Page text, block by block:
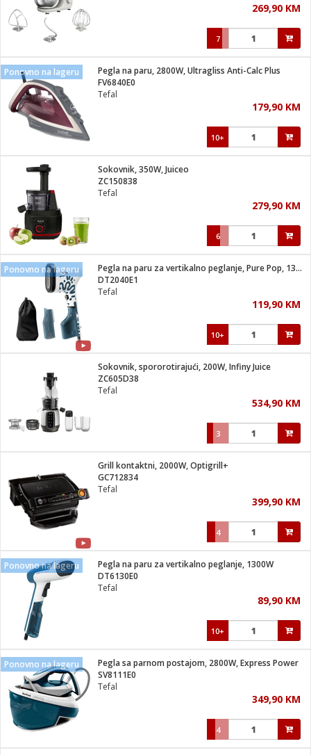
269,90 KM
7
Ponovno na lageru
Pegla na paru, 2800W, Ultragliss Anti-Calc Plus
FV6840E0
Tefal
179,90 KM
10+
Sokovnik, 350W, Juiceo
ZC150838
Tefal
279,90 KM
6
Ponovno na lageru
Pegla na paru za vertikalno peglanje, Pure Pop, 1300W
DT2040E1
Tefal
119,90 KM
10+
Sokovnik, spororotirajući, 200W, Infiny Juice
ZC605D38
Tefal
534,90 KM
3
Grill kontaktni, 2000W, Optigrill+
GC712834
Tefal
399,90 KM
4
Ponovno na lageru
Pegla na paru za vertikalno peglanje, 1300W
DT6130E0
Tefal
89,90 KM
10+
Ponovno na lageru
Pegla sa parnom postajom, 2800W, Express Power
SV8111E0
Tefal
349,90 KM
4